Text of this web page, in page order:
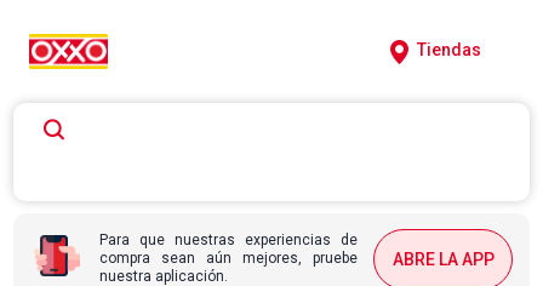
Tiendas
Para que nuestras experiencias de
compra sean aún mejores, pruebe
nuestra aplicación.
ABRE LA APP